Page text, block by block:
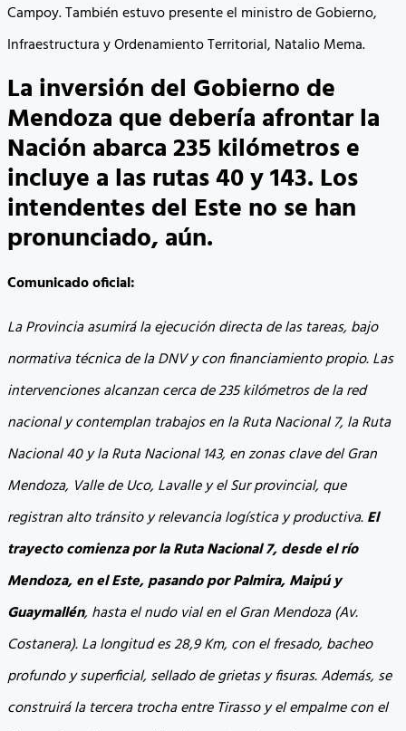
Campoy. También estuvo presente el ministro de Gobierno,
Infraestructura y Ordenamiento Territorial, Natalio Mema.
La inversión del Gobierno de
Mendoza que debería afrontar la
Nación abarca 235 kilómetros e
incluye a las rutas 40 y 143. Los
intendentes del Este no se han
pronunciado, aún.
Comunicado oficial:
La Provincia asumirá la ejecución directa de las tareas, bajo
normativa técnica de la DNV y con financiamiento propio. Las
intervenciones alcanzan cerca de 235 kilómetros de la red
nacional y contemplan trabajos en la Ruta Nacional 7, la Ruta
Nacional 40 y la Ruta Nacional 143, en zonas clave del Gran
Mendoza, Valle de Uco, Lavalle y el Sur provincial, que
registran alto tránsito y relevancia logística y productiva.El
trayecto comienza por la Ruta Nacional 7, desde el río
Mendoza, en el Este, pasando por Palmira, Maipú y
Guaymallén, hasta el nudo vial en el Gran Mendoza (Av.
Costanera). La longitud es 28,9 Km, con el fresado, bacheo
profundo y superficial, sellado de grietas y fisuras. Además, se
construirá la tercera trocha entre Tirasso y el empalme con el